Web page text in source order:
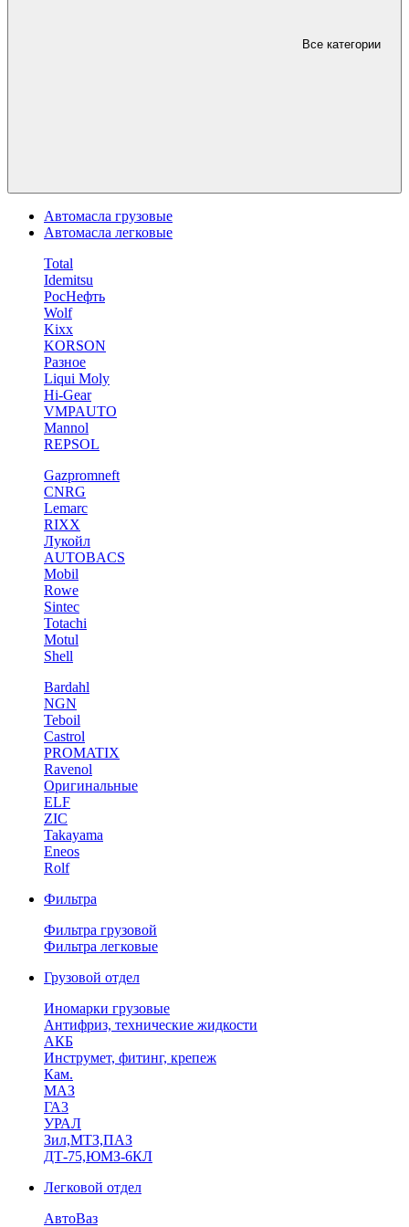
Все категории
Автомасла грузовые
Автомасла легковые
Total
Idemitsu
РосНефть
Wolf
Kixx
KORSON
Разное
Liqui Moly
Hi-Gear
VMPAUTO
Mannol
REPSOL
Gazpromneft
CNRG
Lemarc
RIXX
Лукойл
AUTOBACS
Mobil
Rowe
Sintec
Totachi
Motul
Shell
Bardahl
NGN
Teboil
Castrol
PROMATIX
Ravenol
Оригинальные
ELF
ZIC
Takayama
Eneos
Rolf
Фильтра
Фильтра грузовой
Фильтра легковые
Грузовой отдел
Иномарки грузовые
Антифриз, технические жидкости
АКБ
Инструмет, фитинг, крепеж
Кам.
МАЗ
ГА3
УРАЛ
Зил,МТЗ,ПАЗ
ДТ-75,ЮМЗ-6КЛ
Легковой отдел
АвтоВаз